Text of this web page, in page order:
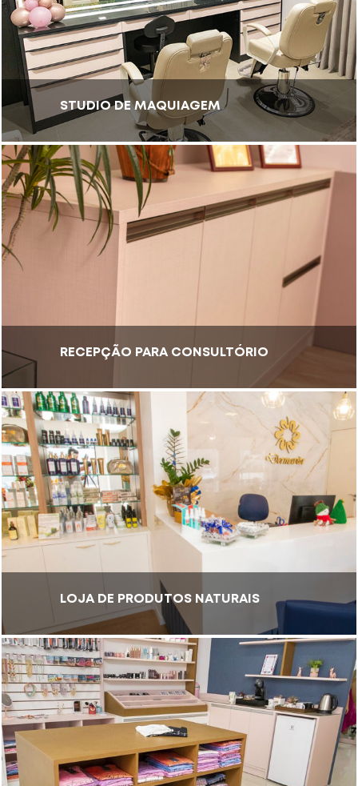
STUDIO DE MAQUIAGEM
RECEPÇÃO PARA CONSULTÓRIO
LOJA DE PRODUTOS NATURAIS